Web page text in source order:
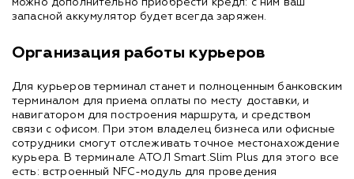
можно дополнительно приобрести кредл: с ним ваш
запасной аккумулятор будет всегда заряжен.
Организация работы курьеров
Для курьеров терминал станет и полноценным банковским
терминалом для приема оплаты по месту доставки, и
навигатором для построения маршрута, и средством
связи с офисом. При этом владелец бизнеса или офисные
сотрудники смогут отслеживать точное местонахождение
курьера. В терминале АТОЛ Smart.Slim Plus для этого все
есть: встроенный NFC-модуль для проведения